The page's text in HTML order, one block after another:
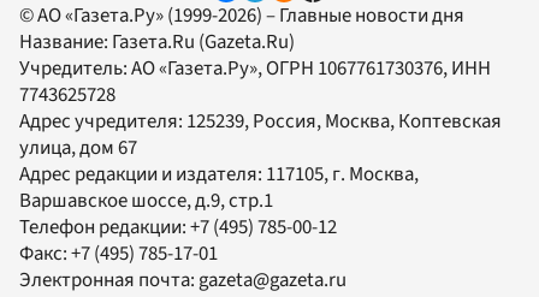
© АО «Газета.Ру» (1999-2026) – Главные новости дня
Название: Газета.Ru (Gazeta.Ru)
Учредитель:АО «Газета.Ру», ОГРН 1067761730376, ИНН
7743625728
Адрес учредителя: 125239, Россия, Москва, Коптевская
улица, дом 67
Адрес редакции и издателя: 117105, г. Москва,
Варшавское шоссе, д.9, стр.1
Телефон редакции:+7 (495) 785-00-12
Факс:+7 (495) 785-17-01
Электронная почта:gazeta@gazeta.ru